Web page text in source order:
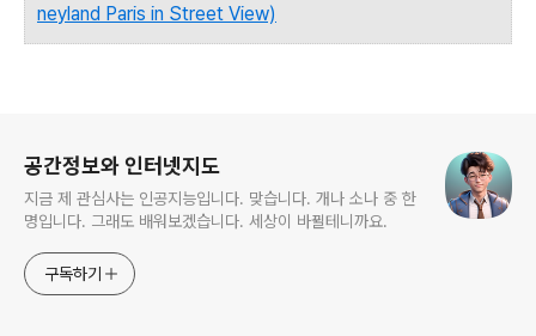
neyland Paris in Street View)
공간정보와 인터넷지도
지금 제 관심사는 인공지능입니다. 맞습니다. 개나 소나 중 한
명입니다. 그래도 배워보겠습니다. 세상이 바뀔테니까요.
구독하기